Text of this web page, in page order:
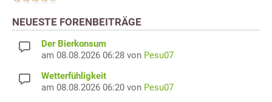
NEUESTE FORENBEITRÄGE
Der Bierkonsum
am 08.08.2026 06:28 von Pesu07
Wetterfühligkeit
am 08.08.2026 06:20 von Pesu07